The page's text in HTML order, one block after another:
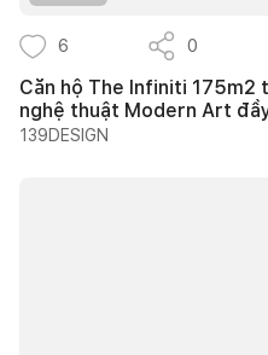
6 0
Căn hộ The Infiniti
nghệ thuật Modern Art
139DESIGN